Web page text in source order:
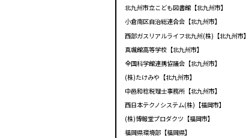
北九州市立こども図書館【北九州市】
小倉南区自治総連合会【北九州市】
西部ガスリアルライフ北九州(株)【北九州市】
真颯館高等学校【北九州市】
全国科学館連携協議会【北九州市】
(株)たけみや【北九州市】
中邑和稔税理士事務所【北九州市】
西日本テクノシステム(株)【福岡市】
(株)博報堂プロダクツ【福岡市】
福岡県環境部【福岡県】